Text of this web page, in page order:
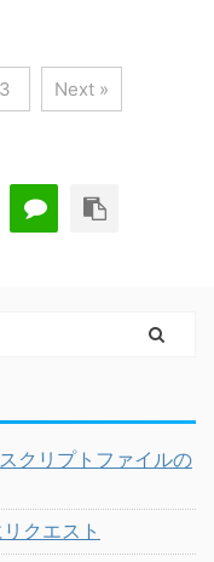
3 Next »
クリプトファイルの
クエスト